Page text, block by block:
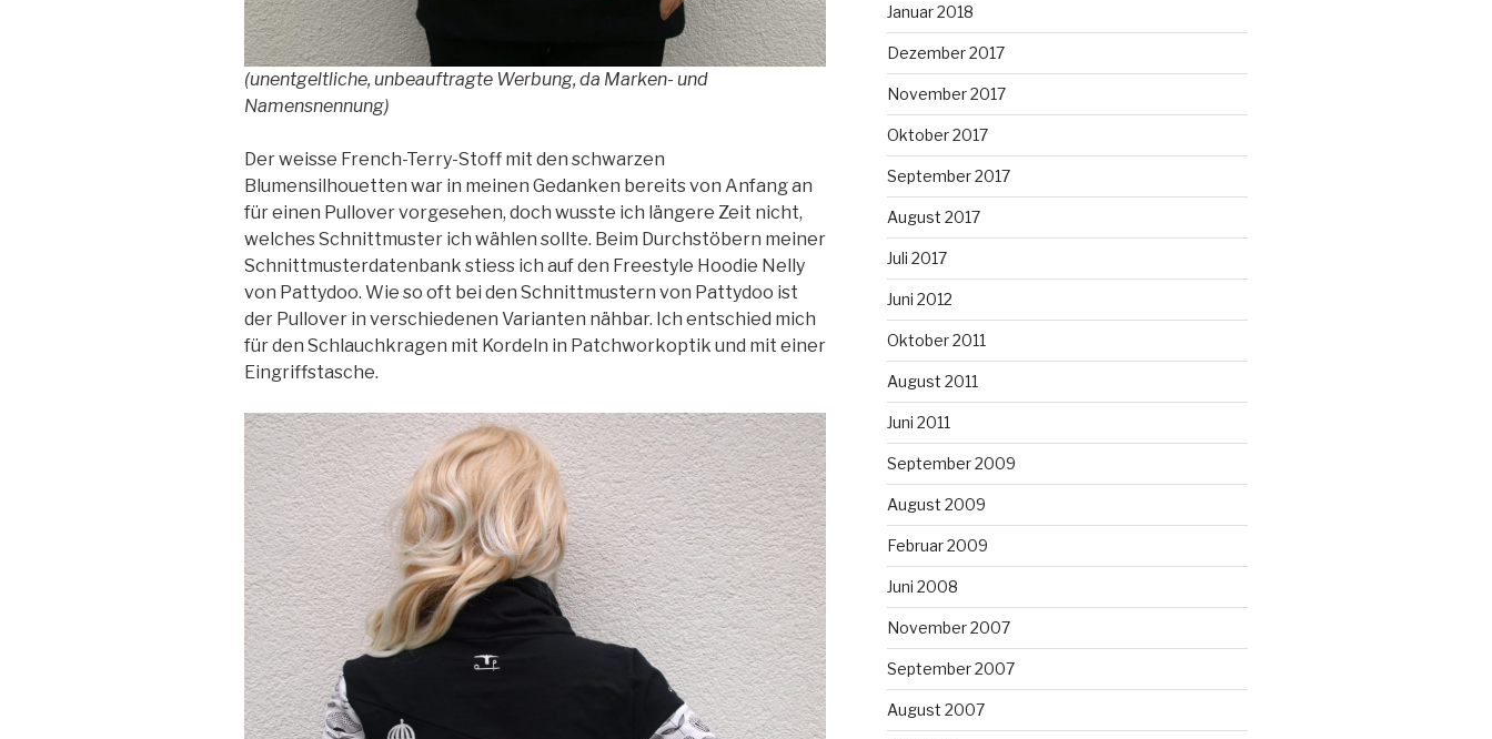
(unentgeltliche, unbeauftragte Werbung, da Marken- und
Namensnennung)
Der weisse French-Terry-Stoff mit den schwarzen
Blumensilhouetten war in meinen Gedanken bereits von Anfang an
für einen Pullover vorgesehen, doch wusste ich längere Zeit nicht,
welches Schnittmuster ich wählen sollte. Beim Durchstöbern meiner
Schnittmusterdatenbank stiess ich auf den Freestyle Hoodie Nelly
von Pattydoo. Wie so oft bei den Schnittmustern von Pattydoo ist
der Pullover in verschiedenen Varianten nähbar. Ich entschied mich
für den Schlauchkragen mit Kordeln in Patchworkoptik und mit einer
Eingriffstasche.
Januar 2018
Dezember 2017
November 2017
Oktober 2017
September 2017
August 2017
Juli 2017
Juni 2012
Oktober 2011
August 2011
Juni 2011
September 2009
August 2009
Februar 2009
Juni 2008
November 2007
September 2007
August 2007